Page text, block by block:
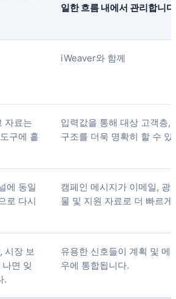
일한 흐름 내에서 관리합니
iWeaver와 함께
자료는
구에 흩
입력값을 통해 대상 고객층,
구조를 더욱 명확히 할 수 있
에 동일
로 다시
캠페인 메시지가 이메일, 광
물 및 지원 자료로 더 빠르
시장 보
면 잊
.
유용한 신호들이 계획 및 메
우에 통합됩니다.